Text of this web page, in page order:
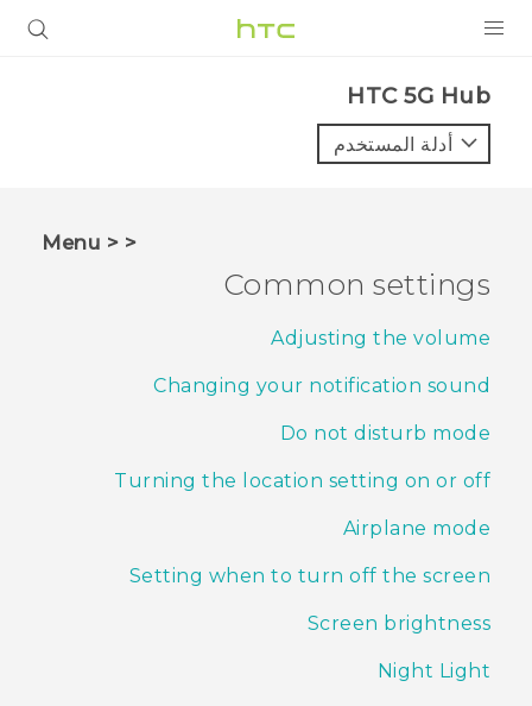
VIVE
VIVERSE
البرامج + التطبيقات
الدعم
أجهزة HTC والملحقات
HTC 5G Hub‎
أدلة المستخدم
< < Menu
Common settings
Adjusting the volume
Changing your notification sound
Do not disturb mode
Turning the location setting on or off
Airplane mode
Setting when to turn off the screen
Screen brightness
Night Light